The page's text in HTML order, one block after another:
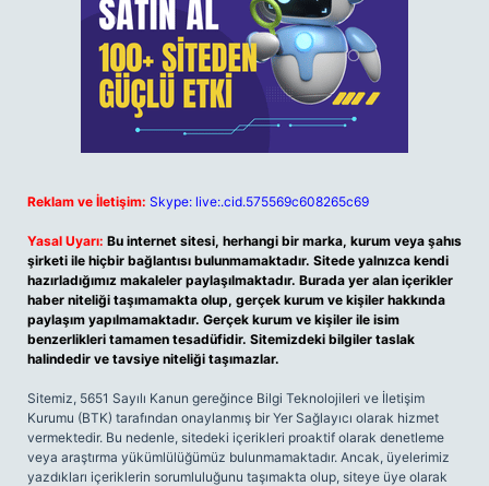
Reklam ve İletişim: Skype: live:.cid.575569c608265c69
Yasal Uyarı: Bu internet sitesi, herhangi bir marka, kurum veya şahıs
şirketi ile hiçbir bağlantısı bulunmamaktadır. Sitede yalnızca kendi
hazırladığımız makaleler paylaşılmaktadır. Burada yer alan içerikler
haber niteliği taşımamakta olup, gerçek kurum ve kişiler hakkında
paylaşım yapılmamaktadır. Gerçek kurum ve kişiler ile isim
benzerlikleri tamamen tesadüfidir. Sitemizdeki bilgiler taslak
halindedir ve tavsiye niteliği taşımazlar.
Sitemiz, 5651 Sayılı Kanun gereğince Bilgi Teknolojileri ve İletişim
Kurumu (BTK) tarafından onaylanmış bir Yer Sağlayıcı olarak hizmet
vermektedir. Bu nedenle, sitedeki içerikleri proaktif olarak denetleme
veya araştırma yükümlülüğümüz bulunmamaktadır. Ancak, üyelerimiz
yazdıkları içeriklerin sorumluluğunu taşımakta olup, siteye üye olarak